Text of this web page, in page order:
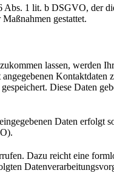
1 lit. b DSGVO, der
gestattet.
lassen, werden
Kontaktdaten
Diese Daten
Daten erfolgt
Dazu reicht eine